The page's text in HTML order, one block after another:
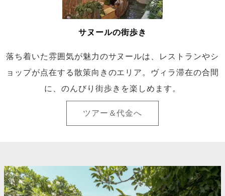
サヌールの街歩き
落ち着いた雰囲気が魅力のサヌールは、レストランやシ
ョップが点在する散策向きのエリア。ヴィラ滞在の合間
に、のんびり街歩きを楽しめます。
ツアー＆代金へ